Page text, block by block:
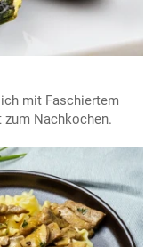
mit Faschiertem
zum Nachkochen.